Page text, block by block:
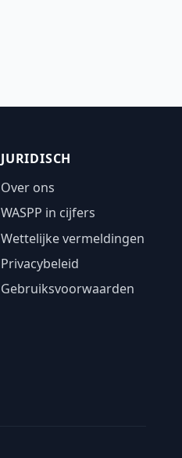
JURIDISCH
Over ons
WASPP in cijfers
Wettelijke vermeldingen
Privacybeleid
Gebruiksvoorwaarden